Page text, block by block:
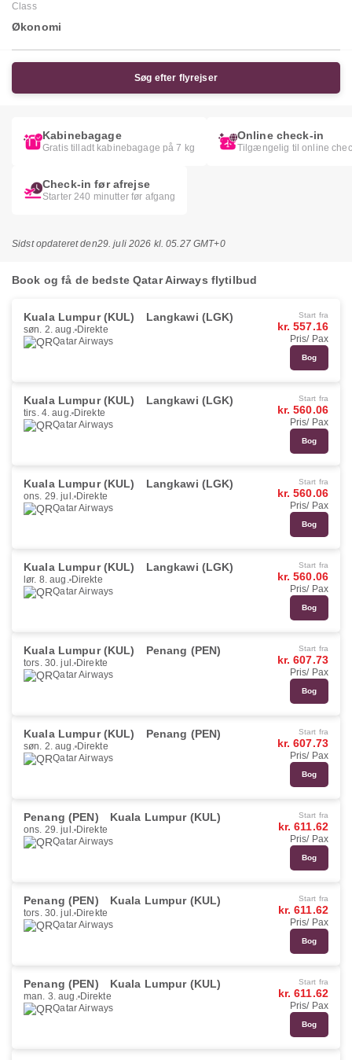
Class
Økonomi
Søg efter flyrejser
Kabinebagage
Gratis tilladt kabinebagage på 7 kg
Online check-in
Tilgængelig til online
Check-in før afrejse
Starter 240 minutter før afgang
Sidst opdateret den29. juli 2026 kl. 05.27 GMT+0
Book og få de bedste Qatar Airways flytilbud
Kuala Lumpur (KUL) Langkawi (LGK)
søn. 2. aug. Direkte
Qatar Airways
Start fra
kr. 557.16
Pris/ Pax
Bog
Kuala Lumpur (KUL) Langkawi (LGK)
tirs. 4. aug. Direkte
Qatar Airways
Start fra
kr. 560.06
Pris/ Pax
Bog
Kuala Lumpur (KUL) Langkawi (LGK)
ons. 29. jul. Direkte
Qatar Airways
Start fra
kr. 560.06
Pris/ Pax
Bog
Kuala Lumpur (KUL) Langkawi (LGK)
lør. 8. aug. Direkte
Qatar Airways
Start fra
kr. 560.06
Pris/ Pax
Bog
Kuala Lumpur (KUL) Penang (PEN)
tors. 30. jul. Direkte
Qatar Airways
Start fra
kr. 607.73
Pris/ Pax
Bog
Kuala Lumpur (KUL) Penang (PEN)
søn. 2. aug. Direkte
Qatar Airways
Start fra
kr. 607.73
Pris/ Pax
Bog
Penang (PEN) Kuala Lumpur (KUL)
ons. 29. jul. Direkte
Qatar Airways
Start fra
kr. 611.62
Pris/ Pax
Bog
Penang (PEN) Kuala Lumpur (KUL)
tors. 30. jul. Direkte
Qatar Airways
Start fra
kr. 611.62
Pris/ Pax
Bog
Penang (PEN) Kuala Lumpur (KUL)
man. 3. aug. Direkte
Qatar Airways
Start fra
kr. 611.62
Pris/ Pax
Bog